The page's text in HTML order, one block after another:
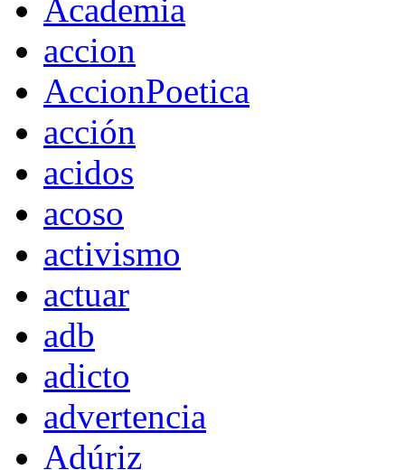
Academia
accion
AccionPoetica
acción
acidos
acoso
activismo
actuar
adb
adicto
advertencia
Adúriz